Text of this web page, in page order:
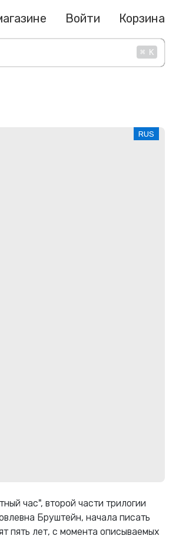
Войти Корзина
⌘ K
RUS
час", второй части трилогии
Бруштейн, начала писать
пять лет, с момента описываемых